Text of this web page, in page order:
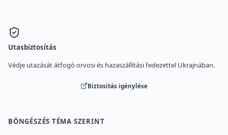
Utasbiztosítás
Védje utazását átfogó orvosi és hazaszállítási fedezettel Ukrajnában.
Biztosítás igénylése
BÖNGÉSZÉS TÉMA SZERINT